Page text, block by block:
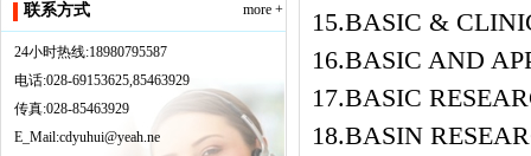
联系方式 more +
24小时热线:18980795587
电话:028-69153625,85463929
传真:028-85463929
E_Mail:cdyuhui@yeah.ne
15.BASIC &
16.BASIC AND
17.BASIC
18.BASIN